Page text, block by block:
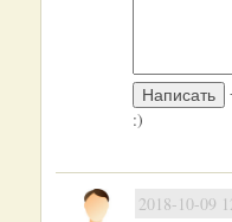
:)
2018-10-09